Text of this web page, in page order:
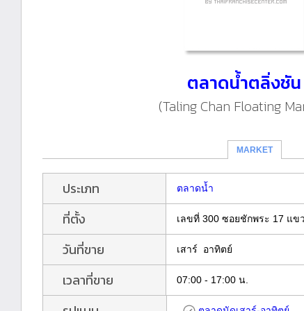
ตลาดน้ำตลิ่งชัน
(Taling Chan Floating
MARKET
ประเภท ตลาดน้ำ
ที่ตั้ง เลขที่ 300 ซอยชักพระ 17 แข
วันที่ขาย เสาร์ อาทิตย์
เวลาที่ขาย 07:00 - 17:00 น.